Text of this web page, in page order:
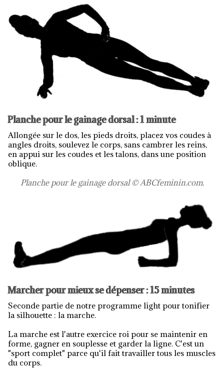
Planche pour le gainage dorsal : 1 minute
Allongée sur le dos, les pieds droits, placez vos coudes à
angles droits, soulevez le corps, sans cambrer les reins,
en appui sur les coudes et les talons, dans une position
oblique.
Planche pour le gainage dorsal © ABCfeminin.com.
Marcher pour mieux se dépenser : 15 minutes
Seconde partie de notre programme light pour tonifier
la silhouette : la marche.
La marche est l'autre exercice roi pour se maintenir en
forme, gagner en souplesse et garder la ligne. C'est un
"sport complet" parce qu'il fait travailler tous les muscles
du corps.